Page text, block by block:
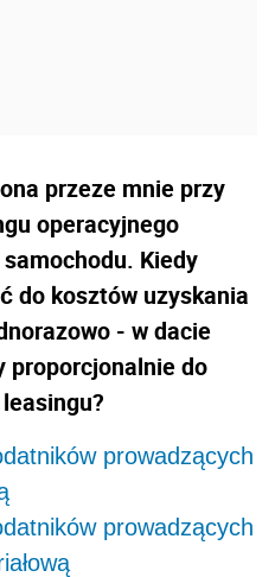
przeze mnie przy
operacyjnego
Kiedy
do kosztów uzyskania
- w dacie
proporcjonalnie do
prowadzących
prowadzących